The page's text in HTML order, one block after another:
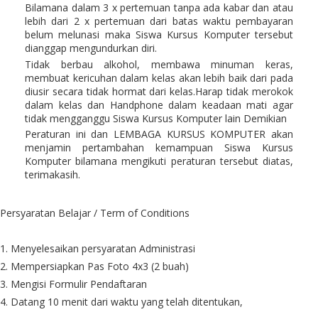
Bilamana dalam 3 x pertemuan tanpa ada kabar dan atau
lebih dari 2 x pertemuan dari batas waktu pembayaran
belum melunasi maka Siswa Kursus Komputer tersebut
dianggap mengundurkan diri.
Tidak berbau alkohol, membawa minuman keras,
membuat kericuhan dalam kelas akan lebih baik dari pada
diusir secara tidak hormat dari kelas.Harap tidak merokok
dalam kelas dan Handphone dalam keadaan mati agar
tidak mengganggu Siswa Kursus Komputer lain Demikian
Peraturan ini dan LEMBAGA KURSUS KOMPUTER akan
menjamin pertambahan kemampuan Siswa Kursus
Komputer bilamana mengikuti peraturan tersebut diatas,
terimakasih.
Persyaratan Belajar / Term of Conditions
1. Menyelesaikan persyaratan Administrasi
2. Mempersiapkan Pas Foto 4x3 (2 buah)
3. Mengisi Formulir Pendaftaran
4. Datang 10 menit dari waktu yang telah ditentukan,